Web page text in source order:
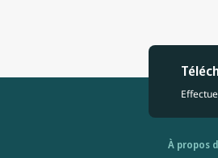
À propos